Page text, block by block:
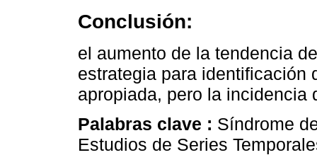
Conclusión:
el aumento de la tendencia
estrategia para identificación
apropiada, pero la incidencia
Palabras clave : Síndrome
Estudios de Series